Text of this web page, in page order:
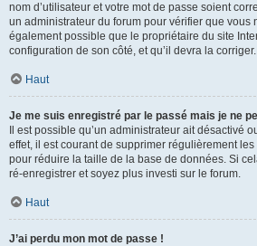
nom d’utilisateur et votre mot de passe soient
un administrateur du forum pour vérifier que vous
également possible que le propriétaire du site
configuration de son côté, et qu’il devra la corriger.
Haut
Je me suis enregistré par le passé mais je ne
Il est possible qu’un administrateur ait désactivé
effet, il est courant de supprimer régulièrement
pour réduire la taille de la base de données. Si
ré-enregistrer et soyez plus investi sur le forum.
Haut
J’ai perdu mon mot de passe !